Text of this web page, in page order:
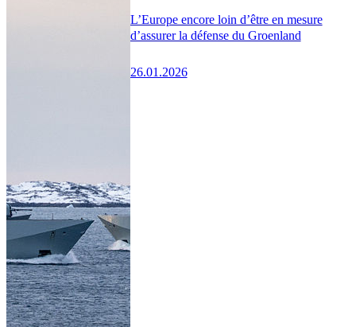
L’Europe encore loin d’être en mesure
d’assurer la défense du Groenland
26.01.2026